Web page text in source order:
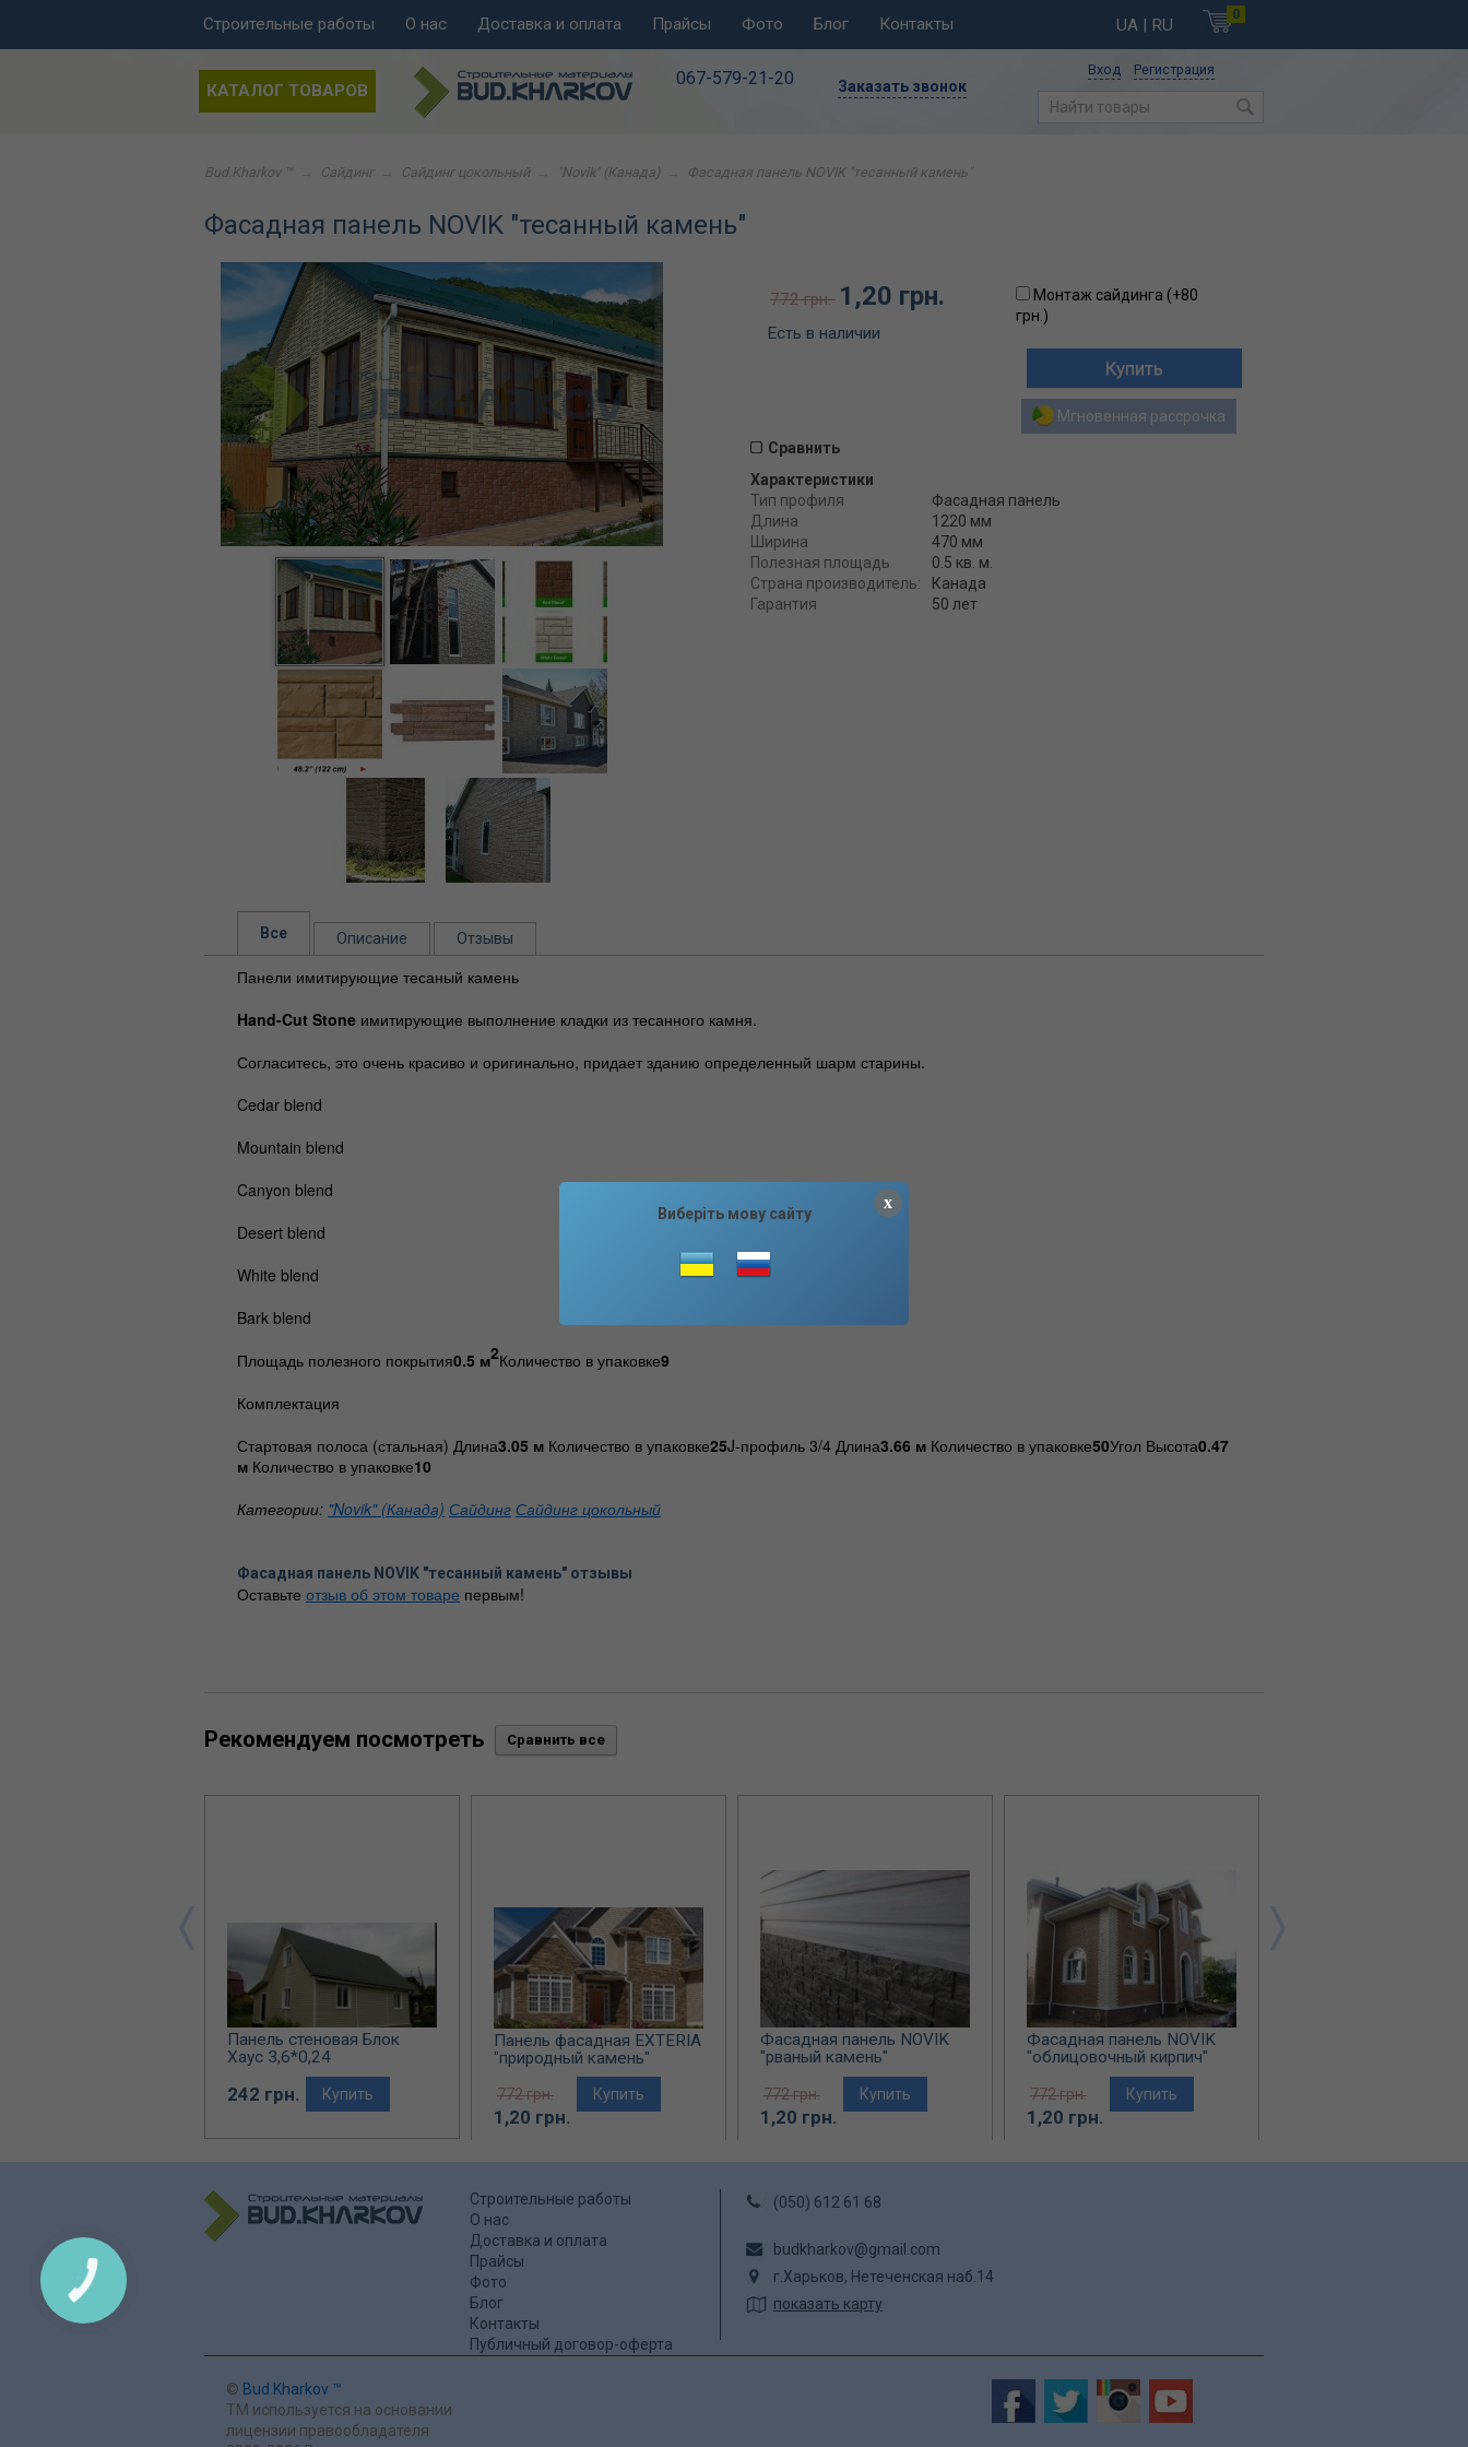
0
UA | RU
Строительные работы О нас Доставка и оплата Прайсы Фото Блог Контакты
Вход Регистрация
КАТАЛОГ ТОВАРОВ
067-579-21-20 Заказать звонок
Bud.Kharkov ™ Сайдинг Сайдинг цокольный "Novik" (Канада) Фасадная панель NOVIK "тесанный камень"
Фасадная панель NOVIK "тесанный камень"
772 грн. 1,20 грн.
Есть в наличии
Монтаж сайдинга (+80
грн. )
Мгновенная рассрочка
Сравнить
Характеристики
Тип профиля
Фасадная панель
Длина
1220 мм
Ширина
470 мм
Полезная площадь
0.5 кв. м.
Страна производитель:
Канада
Гарантия
50 лет
Все Описание Отзывы
Панели имитирующие тесаный камень
Hand-Cut Stone имитирующие выполнение кладки из тесанного камня.
Согласитесь, это очень красиво и оригинально, придает зданию определенный шарм старины.
Cedar blend
Mountain blend
Canyon blend
Desert blend
White blend
Bark blend
Площадь полезного покрытия0.5 м2Количество в упаковке9
Комплектация
Стартовая полоса (стальная) Длина3.05 м Количество в упаковке25J-профиль 3/4 Длина3.66 м Количество в упаковке50Угол Высота0.47
м Количество в упаковке10
Категории: "Novik" (Канада) Сайдинг Сайдинг цокольный
Фасадная панель NOVIK "тесанный камень" отзывы
Оставьте отзыв об этом товаре первым!
Рекомендуем посмотреть
Панель стеновая Блок
Хаус 3,6*0,24
242 грн. Купить
Панель фасадная EXTERIA
"природный камень"
772 грн.
1,20 грн.
Купить
Фасадная панель NOVIK
"рваный камень"
772 грн.
1,20 грн.
Купить
Фасадная панель NOVIK
"облицовочный кирпич"
772 грн.
1,20 грн.
Купить
Строительные работы
О нас
Доставка и оплата
Прайсы
Фото
Блог
Контакты
Публичный договор-оферта
(050) 612 61 68
budkharkov@gmail.com
г.Харьков, Нетеченская наб.14
показать карту
© Bud.Kharkov ™
ТМ используется на основании
лицензии правообладателя
x
Виберіть мову сайту